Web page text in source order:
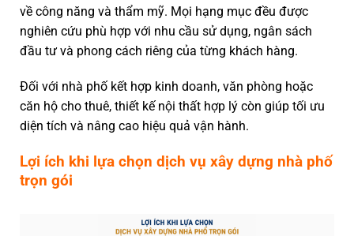
về công năng và thẩm mỹ. Mọi hạng mục đều được
nghiên cứu phù hợp với nhu cầu sử dụng, ngân sách
đầu tư và phong cách riêng của từng khách hàng.
Đối với nhà phố kết hợp kinh doanh, văn phòng hoặc
căn hộ cho thuê, thiết kế nội thất hợp lý còn giúp tối ưu
diện tích và nâng cao hiệu quả vận hành.
Lợi ích khi lựa chọn dịch vụ xây dựng nhà phố
trọn gói